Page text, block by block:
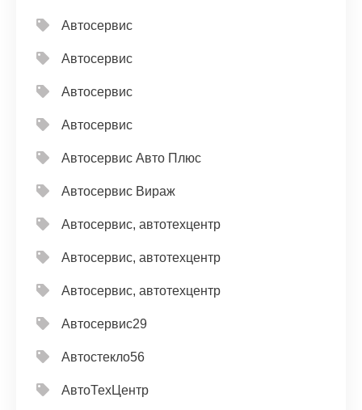
Автосервис
Автосервис
Автосервис
Автосервис
Автосервис Авто Плюс
Автосервис Вираж
Автосервис, автотехцентр
Автосервис, автотехцентр
Автосервис, автотехцентр
Автосервис29
Автостекло56
АвтоТехЦентр